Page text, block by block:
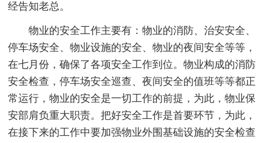
经告知老总。
物业的安全工作主要有：物业的消防、治安安全、
停车场安全、物业设施的安全、物业的夜间安全等等，
在七月份，确保了各项安全工作到位。物业构成的消防
安全检查，停车场安全巡查、夜间安全的值班等等都正
常运行，物业的安全是一切工作的前提，为此，物业保
安部肩负重大职责。把好安全工作是首要环节，为此，
在接下来的工作中要加强物业外围基础设施的安全检查